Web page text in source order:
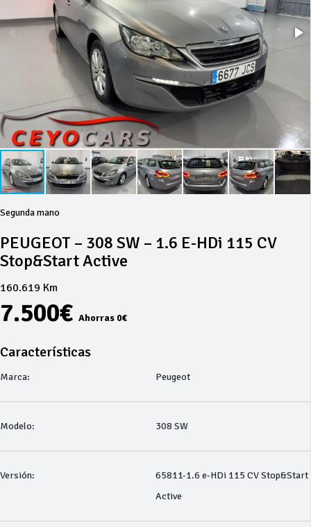
Segunda mano
PEUGEOT – 308 SW – 1.6 E-HDi 115 CV
Stop&Start Active
160.619 Km
7.500€ Ahorras 0€
Características
Marca: Peugeot
Modelo: 308 SW
Versión:
65811-1.6 e-HDi 115 CV Stop&Start
Active